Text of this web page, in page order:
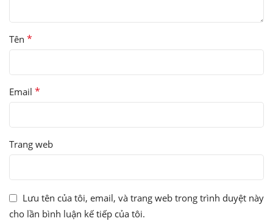
Tên *
Email *
Trang web
Lưu tên của tôi, email, và trang web trong trình duyệt này
cho lần bình luận kế tiếp của tôi.